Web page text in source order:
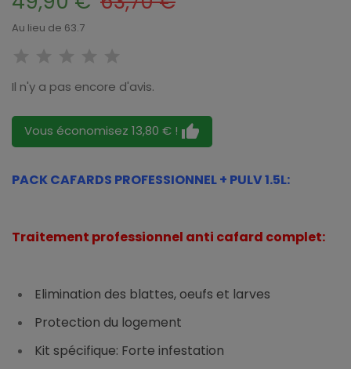
Au lieu de 63.7
Il n'y a pas encore d'avis.
Vous économisez 13,80 € ! thumb_up
PACK CAFARDS PROFESSIONNEL + PULV 1.5L:
Traitement professionnel anti cafard complet:
Elimination des blattes, oeufs et larves
Protection du logement
Kit spécifique: Forte infestation